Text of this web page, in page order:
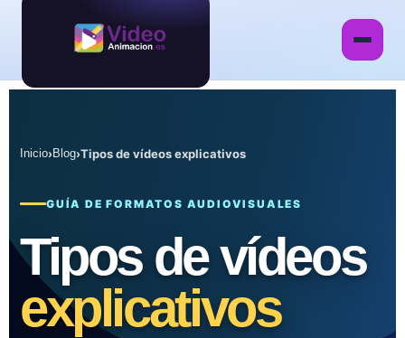
Inicio›Blog›Tipos de vídeos explicativos
GUÍA DE FORMATOS AUDIOVISUALES
Tipos de vídeos
explicativos